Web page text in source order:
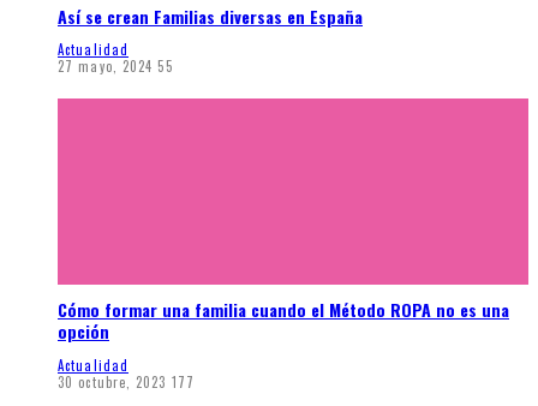
Así se crean Familias diversas en España
Actualidad
27 mayo, 2024 55
Cómo formar una familia cuando el Método ROPA no es una
opción
Actualidad
30 octubre, 2023 177